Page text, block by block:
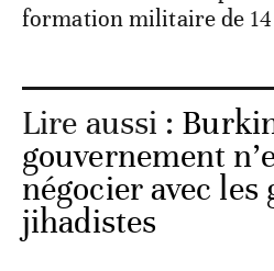
formation militaire de
Lire aussi :
gouvernement
négocier avec les
jihadistes